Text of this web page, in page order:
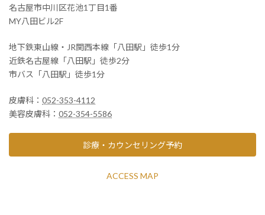
名古屋市中川区花池1丁目1番
MY八田ビル2F
地下鉄東山線・JR関西本線「八田駅」徒歩1分
近鉄名古屋線「八田駅」徒歩2分
市バス「八田駅」徒歩1分
皮膚科： 052-353-4112
美容皮膚科： 052-354-5586
診療・カウンセリング予約
ACCESS MAP